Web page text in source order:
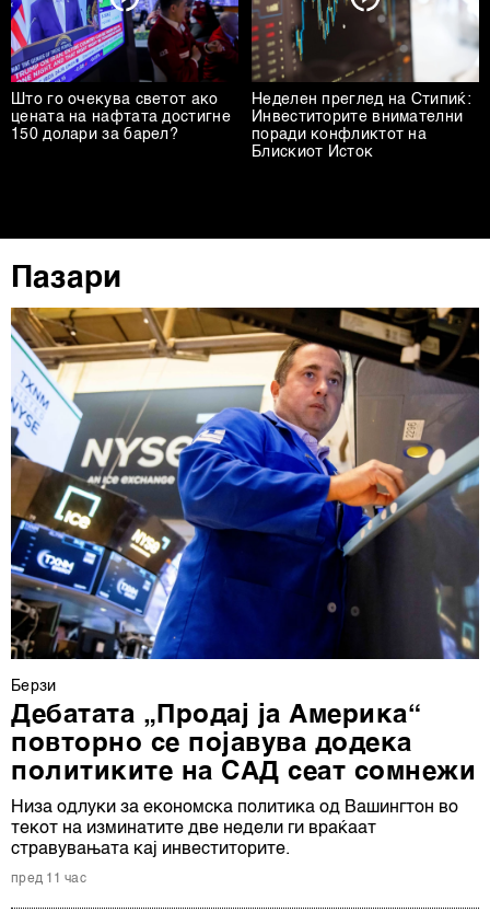
Што го очекува светот ако
цената на нафтата достигне
150 долари за барел?
Неделен преглед на Стипиќ:
Инвеститорите внимателни
поради конфликтот на
Блискиот Исток
Пазари
Берзи
Дебатата „Продај ја Америка“
повторно се појавува додека
политиките на САД сеат сомнежи
Низа одлуки за економска политика од Вашингтон во
текот на изминатите две недели ги враќаат
стравувањата кај инвеститорите.
пред 11 час